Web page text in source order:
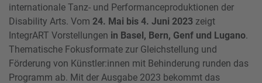
internationale Tanz- und Performanceproduktionen der
Disability Arts. Vom 24. Mai bis 4. Juni 2023 zeigt
IntegrART Vorstellungen in Basel, Bern, Genf und Lugano.
Thematische Fokusformate zur Gleichstellung und
Förderung von Künstler:innen mit Behinderung runden das
Programm ab. Mit der Ausgabe 2023 bekommt das